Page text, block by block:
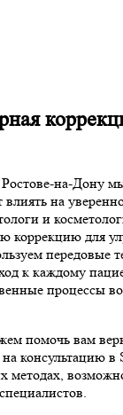
на-Дону
на
и
коррекцию для
передовые
к каждому
процессы
помочь вам
консультацию в
методах,